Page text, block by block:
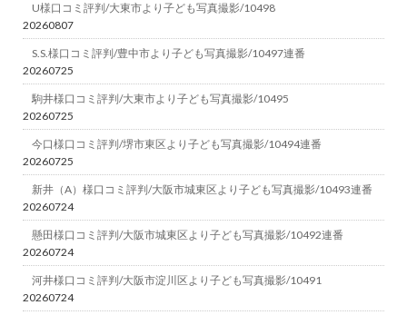
U様口コミ評判/大東市より子ども写真撮影/10498
20260807
S.S.様口コミ評判/豊中市より子ども写真撮影/10497連番
20260725
駒井様口コミ評判/大東市より子ども写真撮影/10495
20260725
今口様口コミ評判/堺市東区より子ども写真撮影/10494連番
20260725
新井（A）様口コミ評判/大阪市城東区より子ども写真撮影/10493連番
20260724
懸田様口コミ評判/大阪市城東区より子ども写真撮影/10492連番
20260724
河井様口コミ評判/大阪市淀川区より子ども写真撮影/10491
20260724